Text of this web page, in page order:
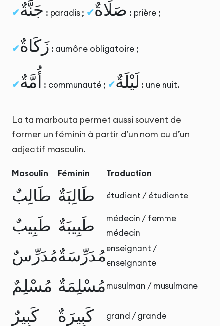
جَنَّةٌ : paradis ; صَلَاةٌ : prière ;
زَكَاةٌ : aumône obligatoire ;
أُمَّةٌ : communauté ; لَيْلَةٌ : une nuit.
La ta marbouta permet aussi souvent de
former un féminin à partir d’un nom ou d’un
adjectif masculin.
Masculin Féminin Traduction
طَالِبٌ طَالِبَةٌ étudiant / étudiante
طَبِيبٌ طَبِيبَةٌ
médecin / femme
médecin
مُدَرِّسٌمُدَرِّسَةٌenseignant /
enseignante
مُسْلِمٌ مُسْلِمَةٌmusulman / musulmane
كَبِيرٌ كَبِيرَةٌ grand / grande